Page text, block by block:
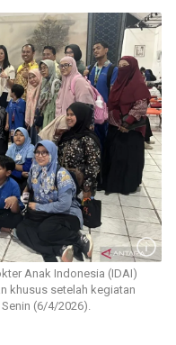
Anak Indonesia (IDAI)
khusus setelah kegiatan
(6/4/2026).